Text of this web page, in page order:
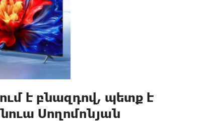
է բնազդով, պետք է
Սողոմոնյան